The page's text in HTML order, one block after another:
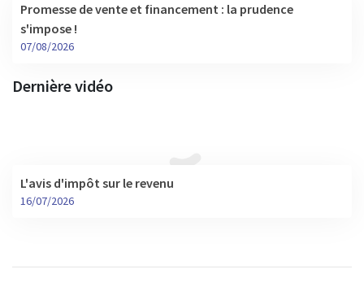
Promesse de vente et financement : la prudence
s'impose !
07/08/2026
Dernière vidéo
L'avis d'impôt sur le revenu
16/07/2026